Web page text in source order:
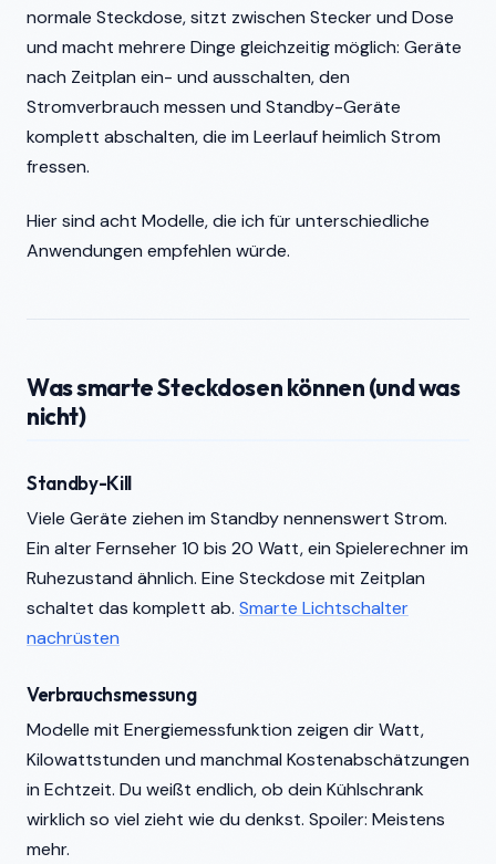
normale Steckdose, sitzt zwischen Stecker und Dose
und macht mehrere Dinge gleichzeitig möglich: Geräte
nach Zeitplan ein- und ausschalten, den
Stromverbrauch messen und Standby-Geräte
komplett abschalten, die im Leerlauf heimlich Strom
fressen.
Hier sind acht Modelle, die ich für unterschiedliche
Anwendungen empfehlen würde.
Was smarte Steckdosen können (und was
nicht)
Standby-Kill
Viele Geräte ziehen im Standby nennenswert Strom.
Ein alter Fernseher 10 bis 20 Watt, ein Spielerechner im
Ruhezustand ähnlich. Eine Steckdose mit Zeitplan
schaltet das komplett ab. Smarte Lichtschalter
nachrüsten
Verbrauchsmessung
Modelle mit Energiemessfunktion zeigen dir Watt,
Kilowattstunden und manchmal Kostenabschätzungen
in Echtzeit. Du weißt endlich, ob dein Kühlschrank
wirklich so viel zieht wie du denkst. Spoiler: Meistens
mehr.